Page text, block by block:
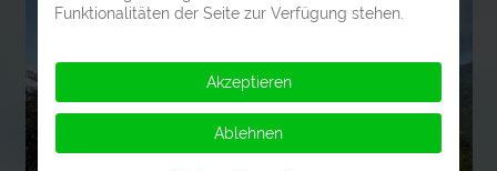
Funktionalitäten der Seite zur Verfügung stehen.
Akzeptieren
Ablehnen